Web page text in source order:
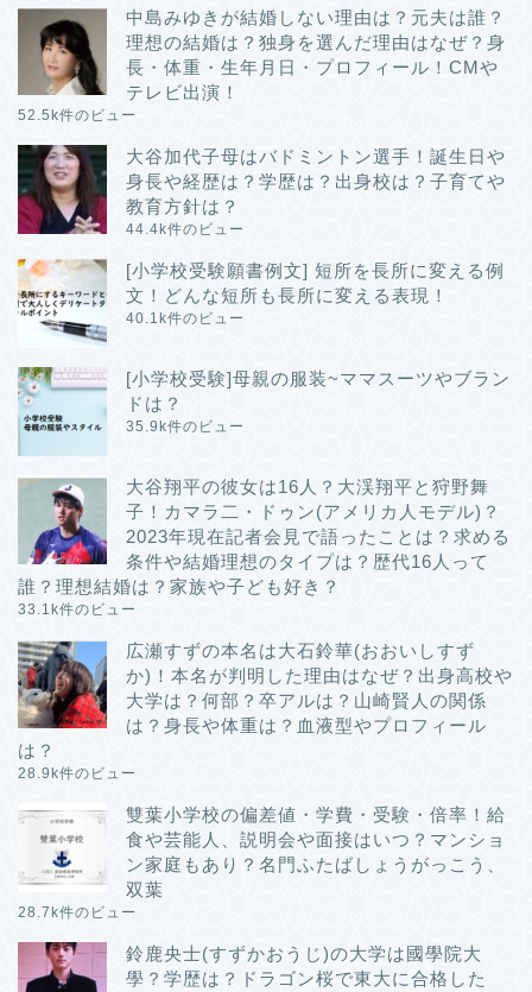
中島みゆきが結婚しない理由は？元夫は誰？
理想の結婚は？独身を選んだ理由はなぜ？身
長・体重・生年月日・プロフィール！CMや
テレビ出演！
52.5k件のビュー
大谷加代子母はバドミントン選手！誕生日や
身長や経歴は？学歴は？出身校は？子育てや
教育方針は？
44.4k件のビュー
[小学校受験願書例文] 短所を長所に変える例
文！どんな短所も長所に変える表現！
40.1k件のビュー
[小学校受験]母親の服装~ママスーツやブラン
ドは？
35.9k件のビュー
大谷翔平の彼女は16人？大渓翔平と狩野舞
子！カマラ二・ドゥン(アメリカ人モデル)？
2023年現在記者会見で語ったことは？求める
条件や結婚理想のタイプは？歴代16人って
誰？理想結婚は？家族や子ども好き？
33.1k件のビュー
広瀬すずの本名は大石鈴華(おおいしすず
か)！本名が判明した理由はなぜ？出身高校や
大学は？何部？卒アルは？山崎賢人の関係
は？身長や体重は？血液型やプロフィール
は？
28.9k件のビュー
雙葉小学校の偏差値・学費・受験・倍率！給
食や芸能人、説明会や面接はいつ？マンショ
ン家庭もあり？名門ふたばしょうがっこう、
双葉
28.7k件のビュー
鈴鹿央士(すずかおうじ)の大学は國學院大
學？学歴は？ドラゴン桜で東大に合格した